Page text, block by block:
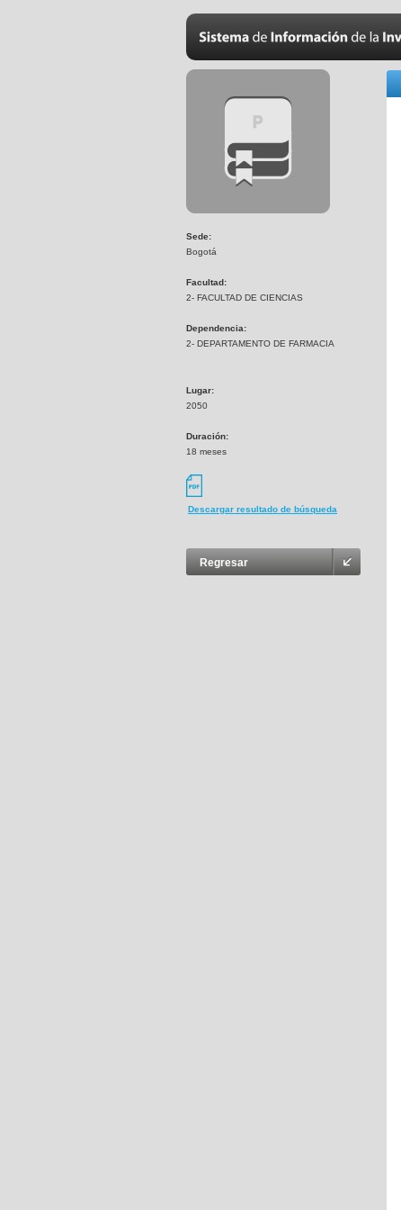
Sede:
Bogotá
Facultad:
2- FACULTAD DE CIENCIAS
Dependencia:
2- DEPARTAMENTO DE FARMACIA
Lugar:
2050
Duración:
18 meses
Descargar resultado de búsqueda
Regresar